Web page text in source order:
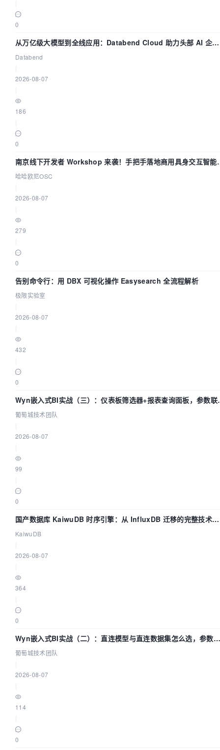
0
从万亿级大模型到全线应用：Databend Cloud 助力头部 AI 企业
构建全链路 Trace 数据管道
Databend
2026-08-07
186
0
南京线下开发者 Workshop 来袭！手把手落地商用具身交互智能
Agent 应用
哈哈欧尼OSC
2026-08-07
279
0
告别命令行：用 DBX 可视化操作 Easysearch 全流程解析
极限实验室
2026-08-07
432
0
Wyn嵌入式BI实战（三）：仪表板筛选器+报表查询面板，参数联
全闭环
葡萄城技术团队
2026-08-07
99
0
国产数据库 KaiwuDB 时序引擎：从 InfluxDB 迁移的完整技术路
径
KaiwuDB
2026-08-07
364
0
Wyn嵌入式BI实战（二）：直连模型与直连数据集怎么选，参数为
什么不生效？| 葡萄城技术团队
葡萄城技术团队
2026-08-07
114
0